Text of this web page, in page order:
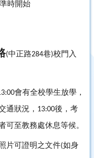
準時開始
(中正路284巷)校門入
會有全校學生放學，
通狀況， 13:00後，考
可至教務處休息等候。
片可證明之文件(如身